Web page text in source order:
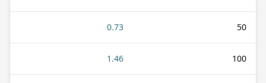
50
0.73
100
1.46